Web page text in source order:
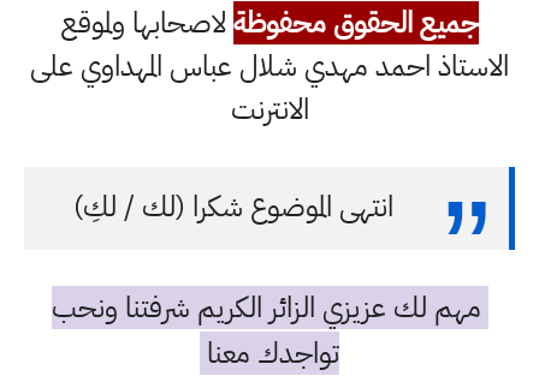
جميع الحقوق محفوظةلاصحابها ولموقع
الاستاذ احمد مهدي شلال عباس المهداوي على
الانترنت
انتهى الموضوع شكرا (لك / لكِ)
مهم لك عزيزي الزائر الكريم شرفتنا ونحب
تواجدك معنا